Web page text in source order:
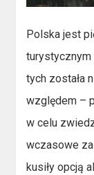
Polska jest
turystycznym
tych została
względem –
w celu
wczasowe
kusiły opcją